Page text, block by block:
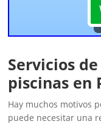
Servicios
piscinas en
Hay muchos motivos
puede necesitar una